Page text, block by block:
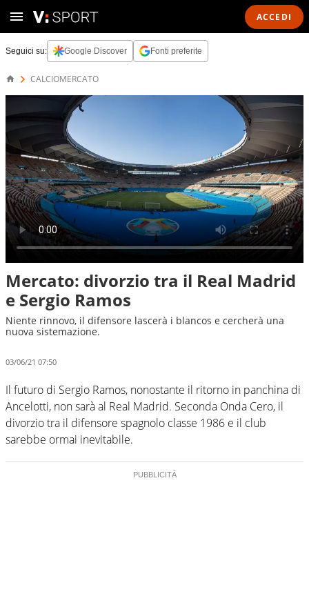
ACCEDI
Seguici su: Google Discover Fonti preferite
CALCIOMERCATO
Mercato: divorzio tra il Real Madrid
e Sergio Ramos
Niente rinnovo, il difensore lascerà i blancos e cercherà una
nuova sistemazione.
03/06/21 07:50
Il futuro di Sergio Ramos, nonostante il ritorno in panchina di
Ancelotti, non sarà al Real Madrid. Seconda Onda Cero, il
divorzio tra il difensore spagnolo classe 1986 e il club
sarebbe ormai inevitabile.